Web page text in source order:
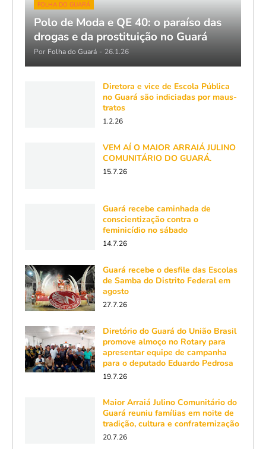
FOLHA DO GUARÁ
Polo de Moda e QE 40: o paraíso das
drogas e da prostituição no Guará
Por Folha do Guará - 26.1.26
Diretora e vice de Escola Pública
no Guará são indiciadas por maus-
tratos
1.2.26
VEM AÍ O MAIOR ARRAIÁ JULINO
COMUNITÁRIO DO GUARÁ.
15.7.26
Guará recebe caminhada de
conscientização contra o
feminicídio no sábado
14.7.26
Guará recebe o desfile das Escolas
de Samba do Distrito Federal em
agosto
27.7.26
Diretório do Guará do União Brasil
promove almoço no Rotary para
apresentar equipe de campanha
para o deputado Eduardo Pedrosa
19.7.26
Maior Arraiá Julino Comunitário do
Guará reuniu famílias em noite de
tradição, cultura e confraternização
20.7.26